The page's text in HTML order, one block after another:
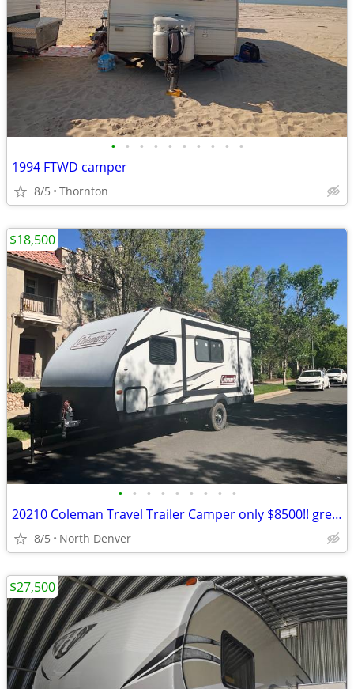
• • • • • • • • • •
1994 FTWD camper
8/5 Thornton
• • • • • • • • •
20210 Coleman Travel Trailer Camper only $8500!! great deal
8/5 North Denver
$18,500
$27,500